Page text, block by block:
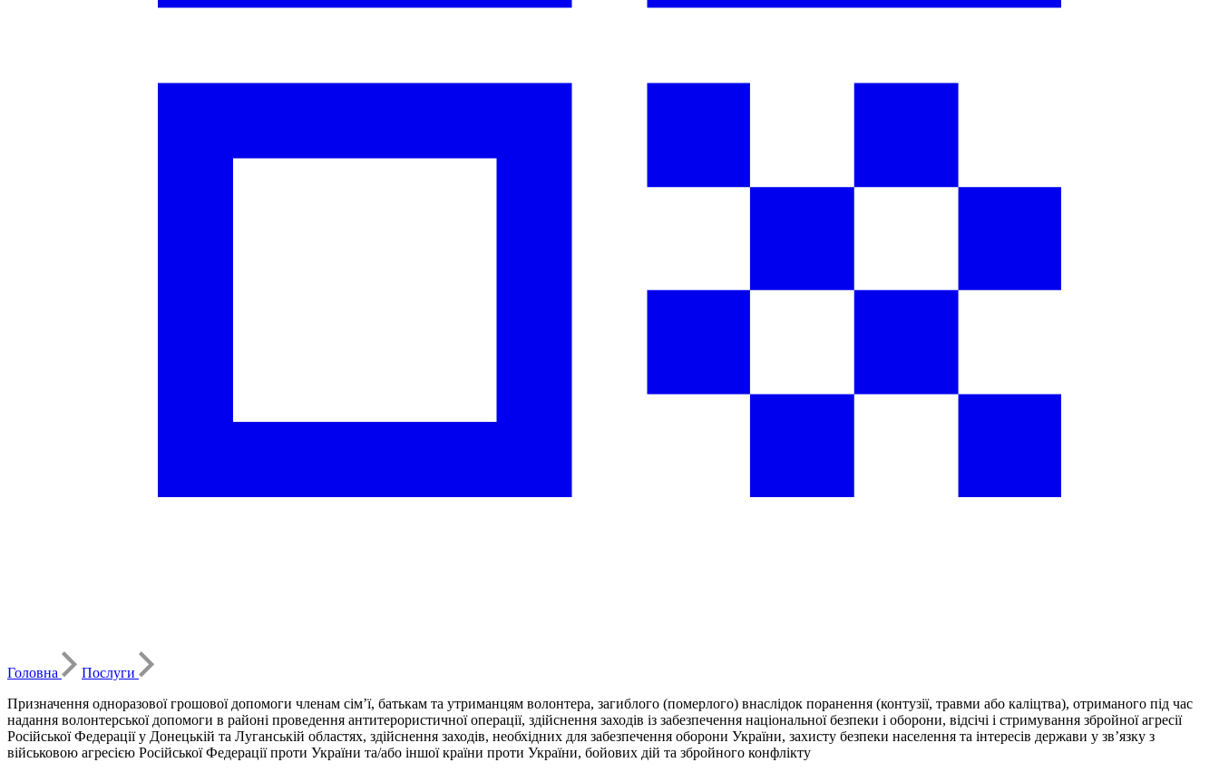
Головна
Послуги
Призначення одноразової грошової допомоги членам сім’ї, батькам та утриманцям волонтера, загиблого (померлого) внаслідок поранення (контузії, травми або каліцтва), отриманого під час
надання волонтерської допомоги в районі проведення антитерористичної операції, здійснення заходів із забезпечення національної безпеки і оборони, відсічі і стримування збройної агресії
Російської Федерації у Донецькій та Луганській областях, здійснення заходів, необхідних для забезпечення оборони України, захисту безпеки населення та інтересів держави у зв’язку з
військовою агресією Російської Федерації проти України та/або іншої країни проти України, бойових дій та збройного конфлікту